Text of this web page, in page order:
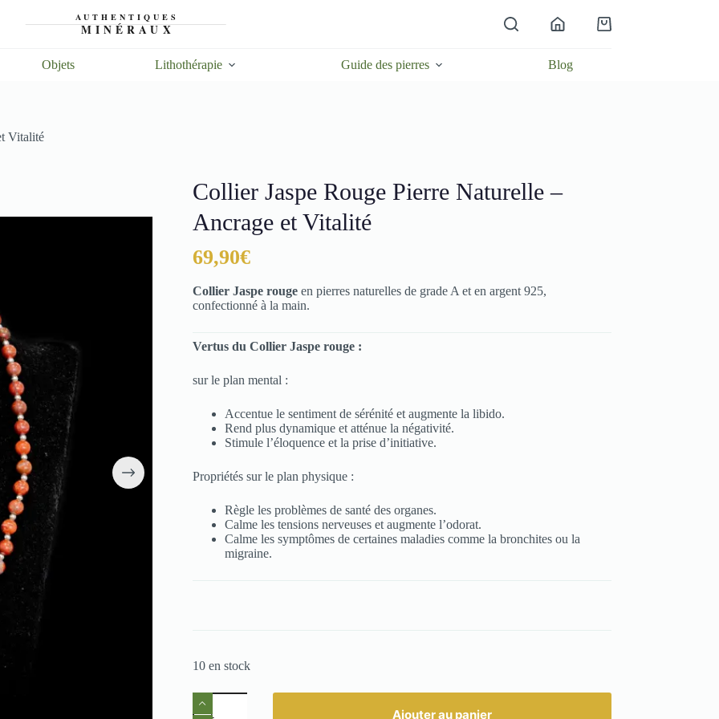
Panier
Objets
Lithothérapie Guide des pierres Blog
Vitalité
Collier Jaspe Rouge Pierre Naturelle –
Ancrage et Vitalité
69,90€
Collier Jaspe rouge en pierres naturelles de grade A et en argent 925,
confectionné à la main.
Vertus du Collier Jaspe rouge :
sur le plan mental :
Accentue le sentiment de sérénité et augmente la libido.
Rend plus dynamique et atténue la négativité.
Stimule l’éloquence et la prise d’initiative.
Propriétés sur le plan physique :
Règle les problèmes de santé des organes.
Calme les tensions nerveuses et augmente l’odorat.
Calme les symptômes de certaines maladies comme la bronchites ou la
migraine.
10 en stock
quantité
de
Ajouter au panier